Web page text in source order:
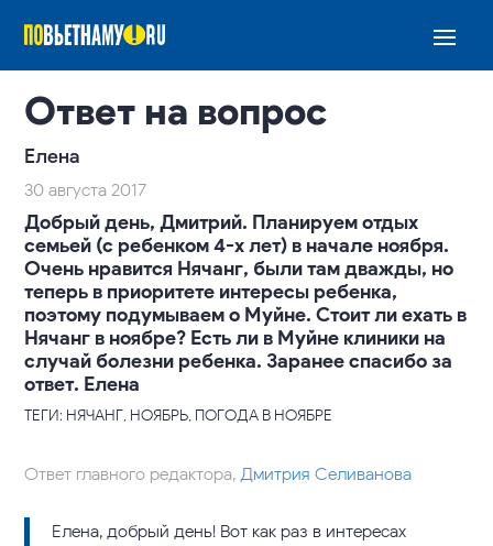
Ответ на вопрос
Елена
30 августа 2017
Добрый день, Дмитрий. Планируем отдых
семьей (с ребенком 4-х лет) в начале ноября.
Очень нравится Нячанг, были там дважды, но
теперь в приоритете интересы ребенка,
поэтому подумываем о Муйне. Стоит ли ехать в
Нячанг в ноябре? Есть ли в Муйне клиники на
случай болезни ребенка. Заранее спасибо за
ответ. Елена
ТЕГИ: НЯЧАНГ, НОЯБРЬ, ПОГОДА В НОЯБРЕ
Ответ главного редактора,Дмитрия Селиванова
Елена, добрый день! Вот как раз в интересах